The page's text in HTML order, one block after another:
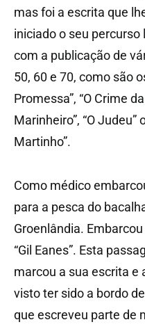
mas foi a escrita que
iniciado o seu
com a publicação de
50, 60 e 70, como são
Promessa”, “O Crime
Marinheiro”, “O Judeu”
Martinho”.
Como médico
para a pesca do
Groenlândia.
“Gil Eanes”. Esta
marcou a sua escrita e
visto ter sido a bordo
que escreveu parte de